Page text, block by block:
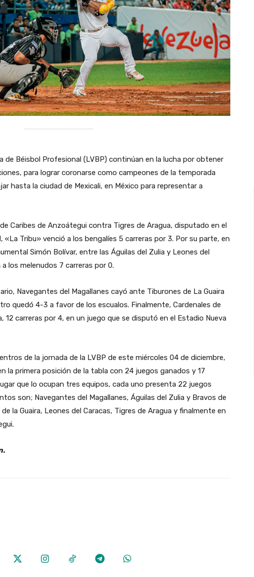
de Béisbol Profesional (LVBP) continúan en la lucha por obtener
para lograr coronarse como campeones de la temporada
hasta la ciudad de Mexicali, en México para representar a
Caribes de Anzoátegui contra Tigres de Aragua, disputado en el
«La Tribu» venció a los bengalíes 5 carreras por 3. Por su parte, en
Simón Bolívar, entre las Águilas del Zulia y Leones del
los melenudos 7 carreras por 0.
Navegantes del Magallanes cayó ante Tiburones de La Guaira
quedó 4-3 a favor de los escualos. Finalmente, Cardenales de
12 carreras por 4, en un juego que se disputó en el Estadio Nueva
de la jornada de la LVBP de este miércoles 04 de diciembre,
la primera posición de la tabla con 24 juegos ganados y 17
que lo ocupan tres equipos, cada uno presenta 22 juegos
son; Navegantes del Magallanes, Águilas del Zulia y Bravos de
la Guaira, Leones del Caracas, Tigres de Aragua y finalmente en